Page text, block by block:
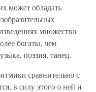
может обладать
множество
богаты, чем
поэзия, танец.
сравнительно с
в силу этого о ней и